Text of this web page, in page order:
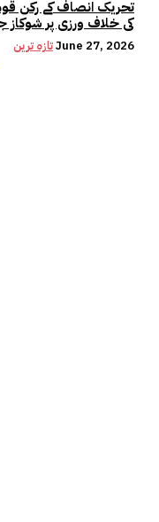
تحریک انصاف کے رکن
کی خلاف ورزی پر شوکاز
تازہ ترینJune 27, 2026